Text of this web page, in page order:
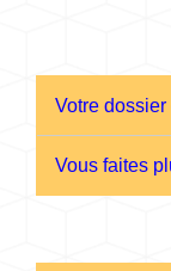
Votre dossier
Vous faites